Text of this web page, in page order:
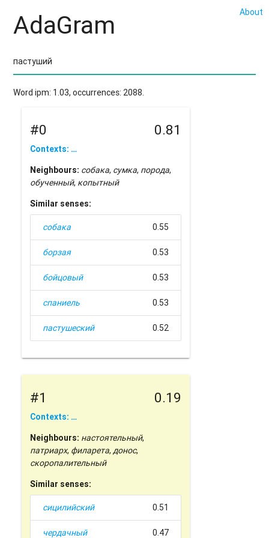
About
AdaGram
Word ipm: 1.03, occurrences: 2088.
#0 0.81
Contexts: …
Neighbours: собака, сумка, порода,
обученный, копытный
Similar senses:
собака 0.55
борзая 0.53
бойцовый 0.53
спаниель 0.53
пастушеский 0.52
#1 0.19
Contexts: …
Neighbours: настоятельный,
патриарх, филарета,донос,
скоропалительный
Similar senses:
сицилийский 0.51
чердачный 0.47